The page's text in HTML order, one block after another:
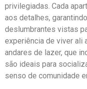
privilegiadas. Cada
aos detalhes,
deslumbrantes vistas
experiência de viver ali
andares de lazer, que
são ideais para
senso de comunidade